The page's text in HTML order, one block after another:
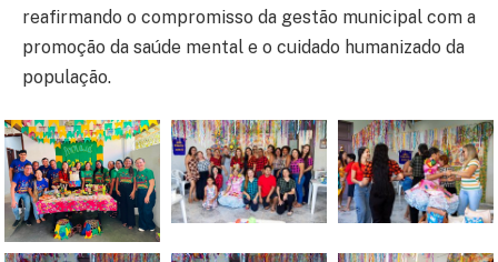
reafirmando o compromisso da gestão municipal com a
promoção da saúde mental e o cuidado humanizado da
população.